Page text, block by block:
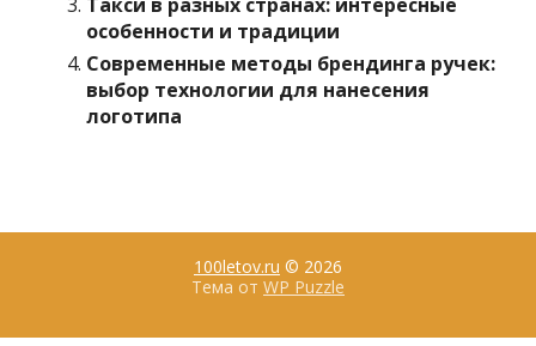
особенности и традиции
Современные методы брендинга ручек:
выбор технологии для нанесения
логотипа
100letov.ru © 2026
Тема от WP Puzzle